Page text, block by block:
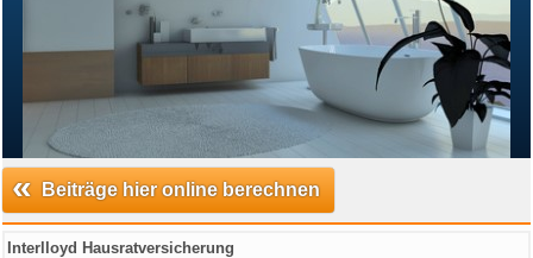
« Beiträge hier online berechnen
Interlloyd Hausratversicherung